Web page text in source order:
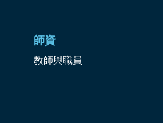
師資
教師與職員